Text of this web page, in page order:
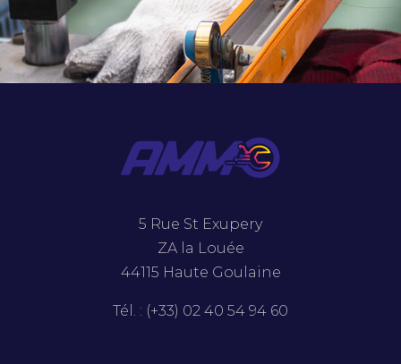
5 Rue St Exupery
ZA la Louée
44115 Haute Goulaine
Tél. : (+33) 02 40 54 94 60